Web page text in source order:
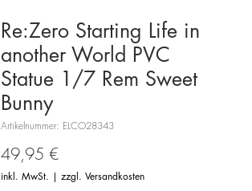
Re:Zero Starting Life in
another World PVC
Statue 1/7 Rem Sweet
Bunny
Artikelnummer: ELCO28343
49,95 €Preis
inkl. MwSt. | zzgl. Versandkosten